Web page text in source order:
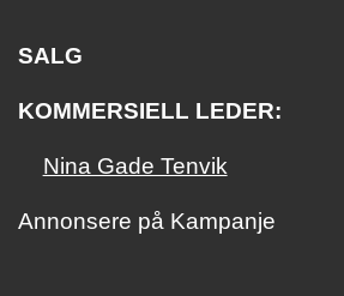
SALG
KOMMERSIELL LEDER:
Nina Gade Tenvik
Annonsere på Kampanje